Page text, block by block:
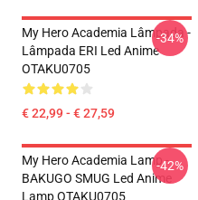
My Hero Academia Lâmpada -
Lâmpada ERI Led Anime
OTAKU0705
€ 22,99 - € 27,59
-34%
My Hero Academia Lamp -
BAKUGO SMUG Led Anime
Lamp OTAKU0705
-42%